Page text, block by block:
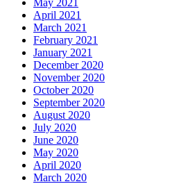
April 2021
March 2021
February 2021
January 2021
December 2020
November 2020
October 2020
September 2020
August 2020
July 2020
June 2020
May 2020
April 2020
March 2020